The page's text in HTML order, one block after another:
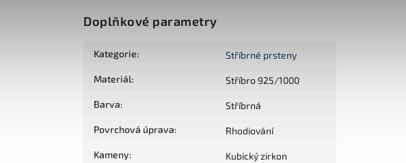
Doplňkové parametry
Kategorie: Stříbrné prsteny
Materiál: Stříbro 925/1000
Barva: Stříbrná
Povrchová úprava: Rhodiování
Kameny: Kubický zirkon